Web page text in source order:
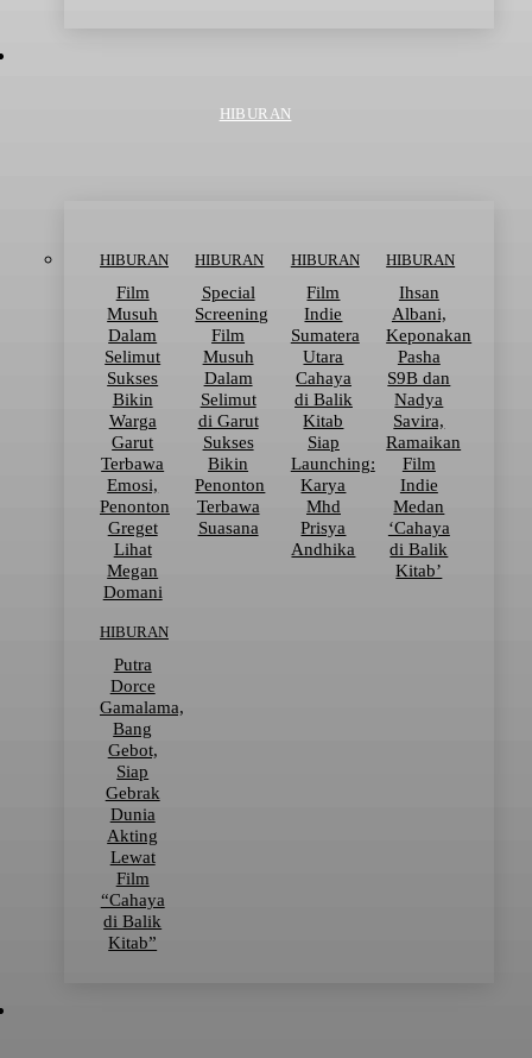
HIBURAN
HIBURAN
Film
Musuh
Dalam
Selimut
Sukses
Bikin
Warga
Garut
Terbawa
Emosi,
Penonton
Greget
Lihat
Megan
Domani
HIBURAN
Special
Screening
Film
Musuh
Dalam
Selimut
di Garut
Sukses
Bikin
Penonton
Terbawa
Suasana
HIBURAN
Film
Indie
Sumatera
Utara
Cahaya
di Balik
Kitab
Siap
Launching:
Karya
Mhd
Prisya
Andhika
HIBURAN
Ihsan
Albani,
Keponakan
Pasha
S9B dan
Nadya
Savira,
Ramaikan
Film
Indie
Medan
‘Cahaya
di Balik
Kitab’
HIBURAN
Putra
Dorce
Gamalama,
Bang
Gebot,
Siap
Gebrak
Dunia
Akting
Lewat
Film
“Cahaya
di Balik
Kitab”